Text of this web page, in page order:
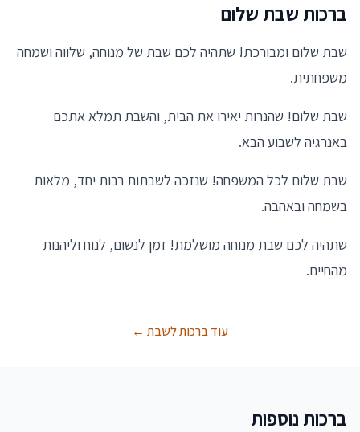
ברכות שבת שלום
שבת שלום ומבורכת! שתהיה לכם שבת של מנוחה, שלווה ושמחה
משפחתית.
שבת שלום! שהנרות יאירו את הבית, והשבת תמלא אתכם
באנרגיה לשבוע הבא.
שבת שלום לכל המשפחה! שנזכה לשבתות רבות יחד, מלאות
בשמחה ובאהבה.
שתהיה לכם שבת מנוחה מושלמת! זמן לנשום, לנוח וליהנות
מהחיים.
עוד ברכות לשבת ←
ברכות נוספות